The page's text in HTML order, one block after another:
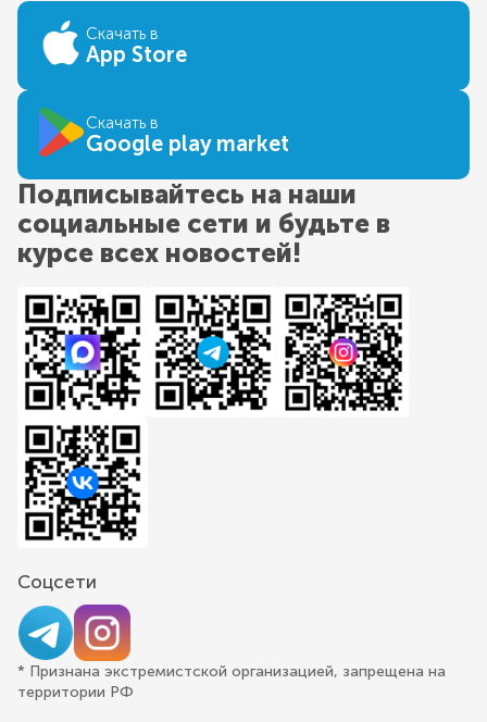
Скачать в
App Store
Скачать в
Google play market
Подписывайтесь на наши
социальные сети и будьте в
курсе всех новостей!
Соцсети
* Признана экстремистской организацией, запрещена на
территории РФ